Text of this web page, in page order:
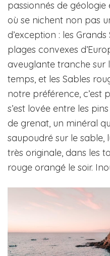
passionnés de
où se nichent non pas
d’exception : les Grands
plages convexes
aveuglante tranche sur
temps, et les Sables
notre préférence, c’est
s’est lovée entre les
de grenat, un minéral
saupoudré sur le sable,
très originale, dans les
rouge orangé le soir.